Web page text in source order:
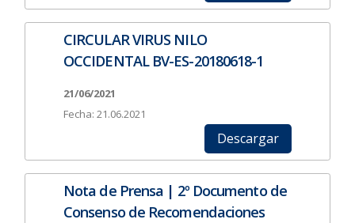
CIRCULAR VIRUS NILO
OCCIDENTAL BV-ES-20180618-1
21/06/2021
Fecha: 21.06.2021
Descargar
Nota de Prensa | 2º Documento de
Consenso de Recomendaciones